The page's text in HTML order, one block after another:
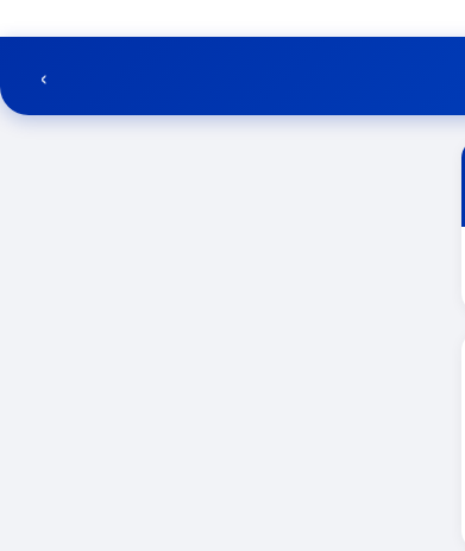
至
容
‹